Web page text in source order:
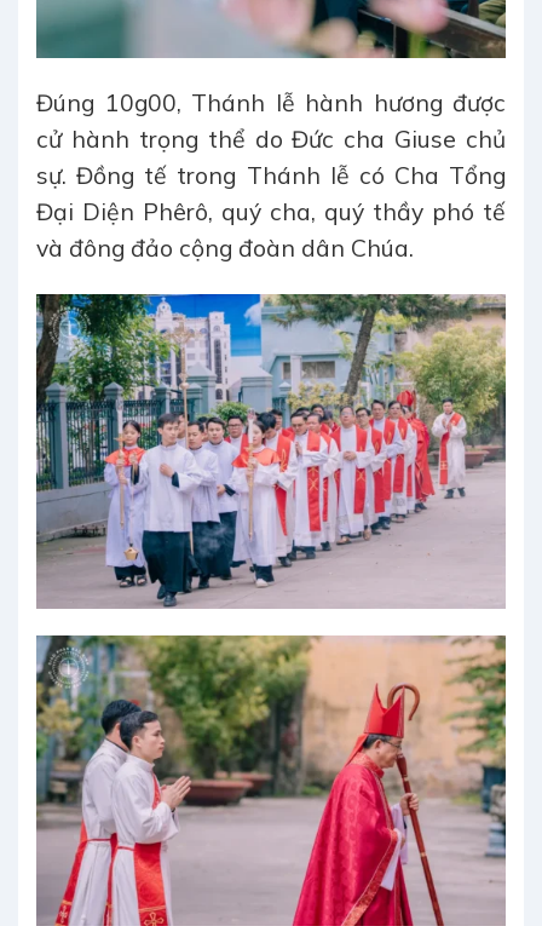
Đúng 10g00, Thánh lễ hành hương được
cử hành trọng thể do Đức cha Giuse chủ
sự. Đồng tế trong Thánh lễ có Cha Tổng
Đại Diện Phêrô, quý cha, quý thầy phó tế
và đông đảo cộng đoàn dân Chúa.